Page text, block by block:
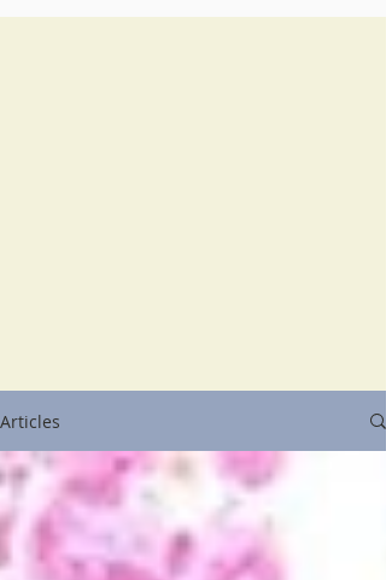
Articles